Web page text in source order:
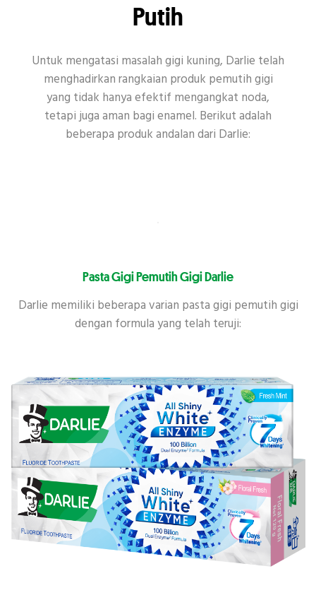
Putih
Untuk mengatasi masalah gigi kuning, Darlie telah
menghadirkan rangkaian produk pemutih gigi
yang tidak hanya efektif mengangkat noda,
tetapi juga aman bagi enamel. Berikut adalah
beberapa produk andalan dari Darlie:
Pasta Gigi Pemutih Gigi Darlie
Darlie memiliki beberapa varian pasta gigi pemutih gigi
dengan formula yang telah teruji: